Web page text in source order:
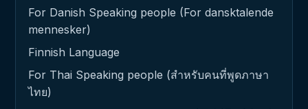
For Danish Speaking people (For dansktalende
mennesker)
Finnish Language
For Thai Speaking people (สำหรับคนที่พูดภาษา
ไทย)